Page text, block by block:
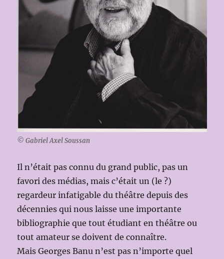
© Gabriel Axel Soussan
Il n’était pas connu du grand public, pas un
favori des médias, mais c’était un (le ?)
regardeur infatigable du théâtre depuis des
décennies qui nous laisse une importante
bibliographie que tout étudiant en théâtre ou
tout amateur se doivent de connaître.
Mais Georges Banu n’est pas n’importe quel